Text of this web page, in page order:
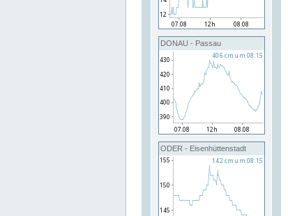
DONAU - Passau
ODER - Eisenhüttenstadt